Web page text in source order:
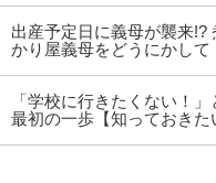
出産予定日に義母が襲来!?
かり屋義母をどうにかして
「学校に行きたくない！
最初の一歩【知っておきた